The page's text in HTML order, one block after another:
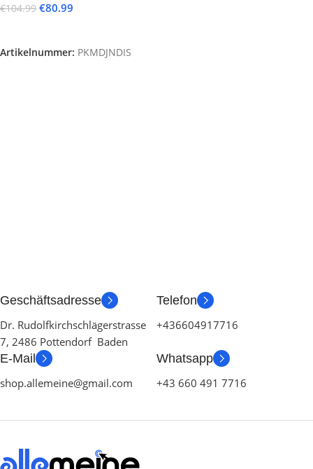
€104.99 €80.99
Artikelnummer: PKMDJNDIS
Geschäftsadresse
Dr. Rudolfkirchschlägerstrasse
7, 2486 Pottendorf Baden
Telefon
+436604917716
E-Mail
shop.allemeine@gmail.com
Whatsapp
+43 660 491 7716